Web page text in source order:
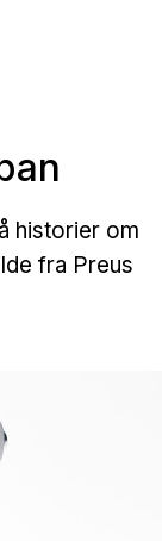
historier om
fra Preus